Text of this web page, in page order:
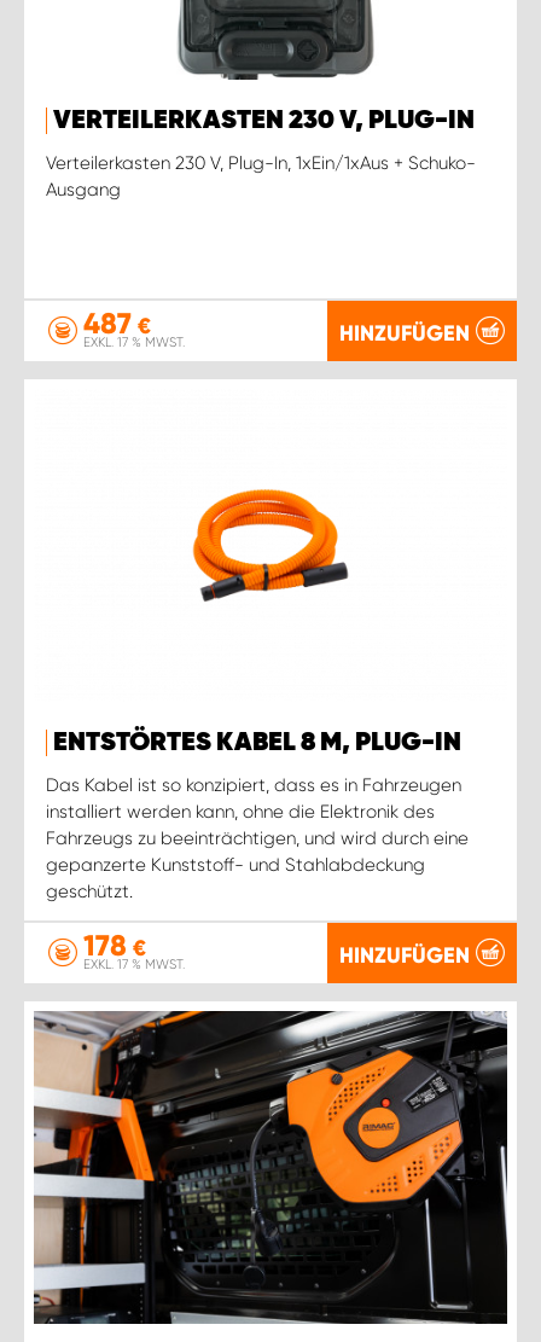
VERTEILERKASTEN 230 V, PLUG-IN
Verteilerkasten 230 V, Plug-In, 1xEin/1xAus + Schuko-
Ausgang
487 €
EXKL. 17 % MWST. HINZUFÜGEN
ENTSTÖRTES KABEL 8 M, PLUG-IN
Das Kabel ist so konzipiert, dass es in Fahrzeugen
installiert werden kann, ohne die Elektronik des
Fahrzeugs zu beeinträchtigen, und wird durch eine
gepanzerte Kunststoff- und Stahlabdeckung
geschützt.
178 €
EXKL. 17 % MWST. HINZUFÜGEN